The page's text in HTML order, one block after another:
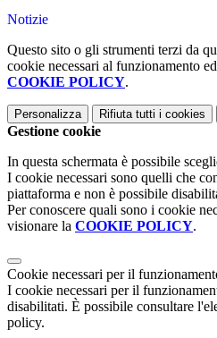
Notizie
Questo sito o gli strumenti terzi da
cookie necessari al funzionamento
COOKIE POLICY.
Personalizza Rifiuta tutti i cookies
Gestione cookie
In questa schermata è possibile
I cookie necessari sono quelli che
piattaforma e non è possibile
Per conoscere quali sono i cookie
visionare la COOKIE POLICY.
Cookie necessari per il
I cookie necessari per il
disabilitati. È possibile consultare
policy.